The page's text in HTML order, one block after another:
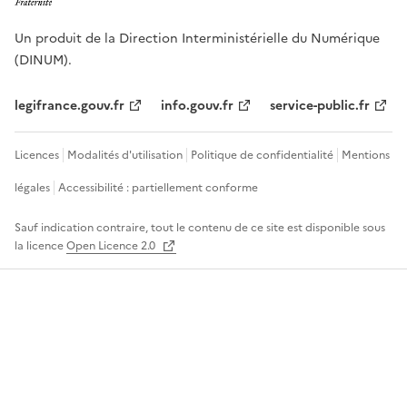
Un produit de la Direction Interministérielle du Numérique
(DINUM).
legifrance.gouv.fr info.gouv.fr service-public.fr
Licences Modalités d'utilisation Politique de confidentialité Mentions
légales Accessibilité : partiellement conforme
Sauf indication contraire, tout le contenu de ce site est disponible sous
la licenceOpen Licence 2.0